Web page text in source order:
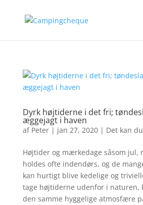
Dyrk højtiderne i det fri;
æggejagt i haven
af Peter| jan 27, 2020| Det kan
Højtider og mærkedage såsom jul,
holdes ofte indendørs, og de
kan hurtigt blive kedelige og
tage højtiderne udenfor i naturen,
den samme hyggelige atmosfære